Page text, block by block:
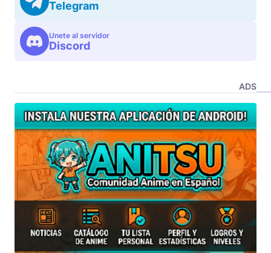
Telegram
Unete al servidor
Discord
ADS